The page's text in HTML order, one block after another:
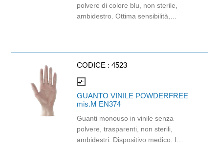
polvere di colore blu, non sterile,
ambidestro. Ottima sensibilità,
(EU) 2016/425) Adatti al contatto con
gli alimenti in accordo col regolamento
(EC) No 1935/2004 e con
regolamento della Commissione
CODICE : 4523
compare_arrows
GUANTO VINILE POWDERFREE
mis.M EN374
Guanti monouso in vinile senza
polvere, trasparenti, non sterili,
ambidestri. Dispositivo medico: I